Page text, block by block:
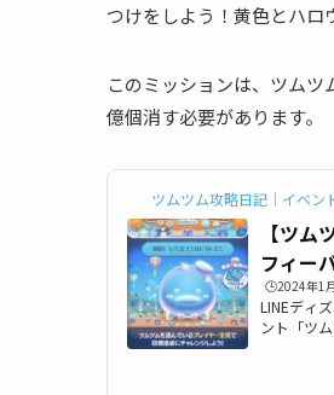
つけをしよう！黄色とハロ
このミッションは、ツム
億個消す必要があります。
ツムツム攻略日記｜イベン
【ツ
フィー
🕒️2024年1
LINEディ
ント「ツ